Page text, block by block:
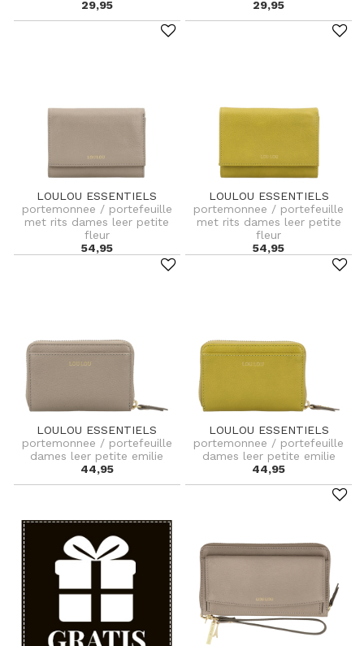
29,95
29,95
LOULOU ESSENTIELS
portemonnee / portefeuille
met rits dames leer petite
fleur
54,95
LOULOU ESSENTIELS
portemonnee / portefeuille
met rits dames leer petite
fleur
54,95
LOULOU ESSENTIELS
portemonnee / portefeuille
dames leer petite emilie
44,95
LOULOU ESSENTIELS
portemonnee / portefeuille
dames leer petite emilie
44,95